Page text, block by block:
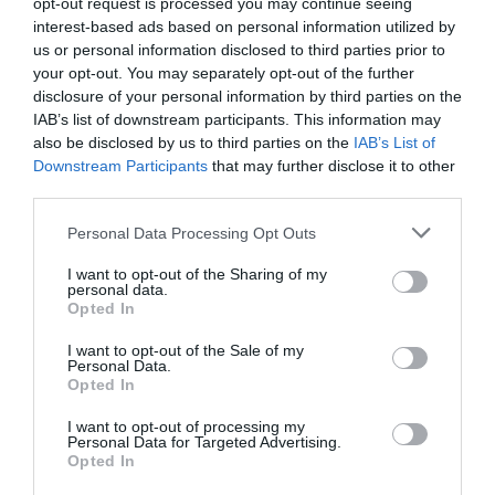
interest-based ads based on personal information utilized by
us or personal information disclosed to third parties prior to
your opt-out. You may separately opt-out of the further
disclosure of your personal information by third parties on the
IAB’s list of downstream participants. This information may
also be disclosed by us to third parties on the IAB’s List of
Downstream Participants that may further disclose it to other
Personal Data Processing Opt Outs
I want to opt-out of the Sharing of my
personal data.
Opted In
I want to opt-out of the Sale of my
Personal Data.
Opted In
I want to opt-out of processing my
Personal Data for Targeted Advertising.
Opted In
género a un precio correcto. Eso es lo que nos
han inculcado, hacer las cosas bien”.
La tatarabuela de Miliu
estaría orgullosa. A lo
largo de las décadas han
vivido muchos cambios.
La industrialización, la
incorporación de las mujeres al trabajo, la aparición
grandes cadenas de alimentación a los mercados. Y
ellos han crecido, se han transformado y también
ocasión lo requería. Decrecer para conservar su
esencia. “Cuando hemos necesitado ayuda del
banco, la hemos tenido”, comenta.
Contar con
Banco Sabadell, el partner de las pymes, les ha
aportado tranquilidad y protección ante las